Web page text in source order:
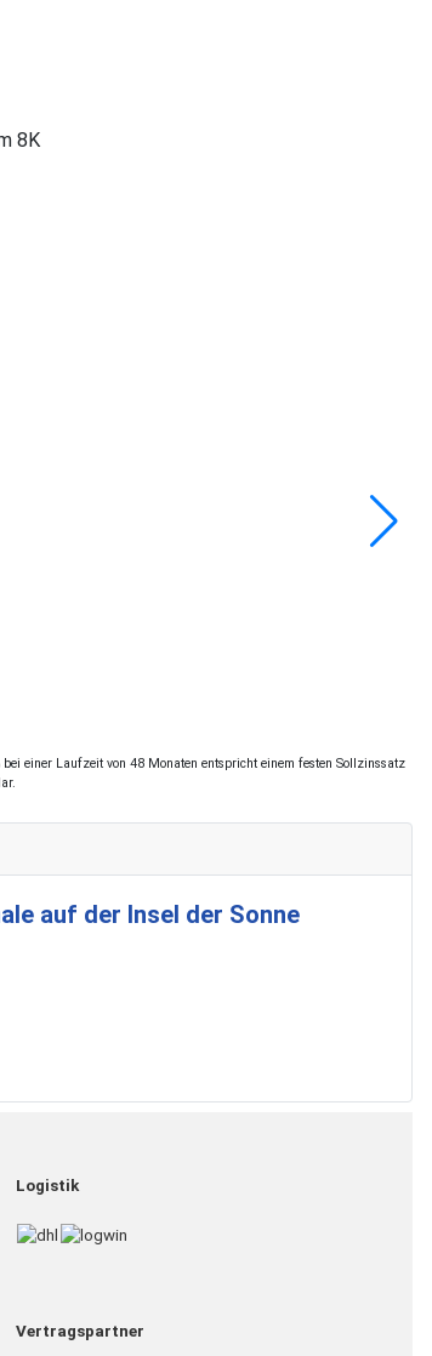
8K
einer Laufzeit von 48 Monaten entspricht einem festen Sollzinssatz
auf der Insel der Sonne
Logistik
Vertragspartner